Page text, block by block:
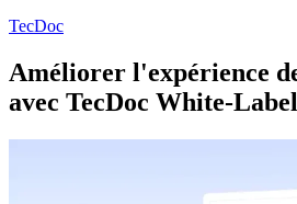
TecDoc
Améliorer l'expérience
avec TecDoc White-Label